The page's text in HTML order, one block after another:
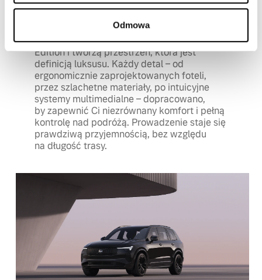
Odmowa
Komfort i kontrola na każdej trasie
Innowacja i bezkompromisowa elegancja
spotykają się we wnętrzu Volvo XC90 Black
Edition i tworzą przestrzeń, która jest
definicją luksusu. Każdy detal – od
ergonomicznie zaprojektowanych foteli,
przez szlachetne materiały, po intuicyjne
systemy multimedialne – dopracowano,
by zapewnić Ci niezrównany komfort i pełną
kontrolę nad podróżą. Prowadzenie staje się
prawdziwą przyjemnością, bez względu
na długość trasy.